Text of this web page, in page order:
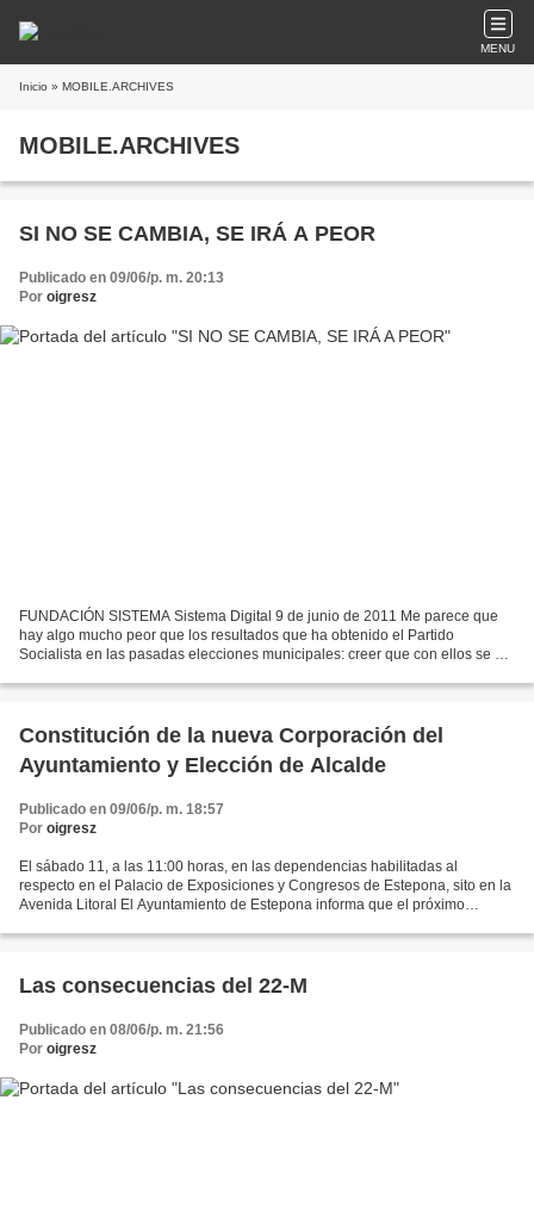
MENU
Inicio » MOBILE.ARCHIVES
MOBILE.ARCHIVES
SI NO SE CAMBIA, SE IRÁ A PEOR
Publicado en 09/06/p. m. 20:13
Por oigresz
FUNDACIÓN SISTEMA Sistema Digital 9 de junio de 2011 Me parece que
hay algo mucho peor que los resultados que ha obtenido el Partido
Socialista en las pasadas elecciones municipales: creer que con ellos se ha
Constitución de la nueva Corporación del
Ayuntamiento y Elección de Alcalde
Publicado en 09/06/p. m. 18:57
Por oigresz
El sábado 11, a las 11:00 horas, en las dependencias habilitadas al
respecto en el Palacio de Exposiciones y Congresos de Estepona, sito en la
Avenida Litoral El Ayuntamiento de Estepona informa que el próximo
Las consecuencias del 22-M
Publicado en 08/06/p. m. 21:56
Por oigresz